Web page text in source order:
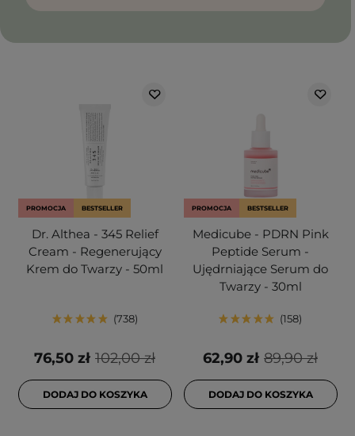
PROMOCJA BESTSELLER
Dr. Althea - 345 Relief
Cream - Regenerujący
Krem do Twarzy - 50ml
738
102,00 zł
76,50 zł
DODAJ DO KOSZYKA
PROMOCJA BESTSELLER
Medicube - PDRN Pink
Peptide Serum -
Ujędrniające Serum do
Twarzy - 30ml
158
89,90 zł
62,90 zł
DODAJ DO KOSZYKA